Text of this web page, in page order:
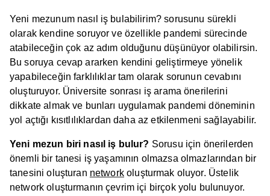
Yeni mezunum nasıl iş bulabilirim? sorusunu sürekli
olarak kendine soruyor ve özellikle pandemi sürecinde
atabileceğin çok az adım olduğunu düşünüyor olabilirsin.
Bu soruya cevap ararken kendini geliştirmeye yönelik
yapabileceğin farklılıklar tam olarak sorunun cevabını
oluşturuyor. Üniversite sonrası iş arama önerilerini
dikkate almak ve bunları uygulamak pandemi döneminin
yol açtığı kısıtlılıklardan daha az etkilenmeni sağlayabilir.
Yeni mezun biri nasıl iş bulur? Sorusu için önerilerden
önemli bir tanesi iş yaşamının olmazsa olmazlarından bir
tanesini oluşturan networkoluşturmak oluyor. Üstelik
network oluşturmanın çevrim içi birçok yolu bulunuyor.